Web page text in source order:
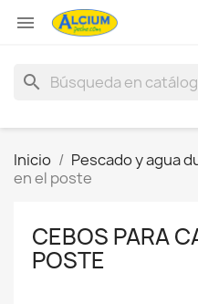

search
Inicio Pescado y agua
en el poste
CEBOS PARA
POSTE